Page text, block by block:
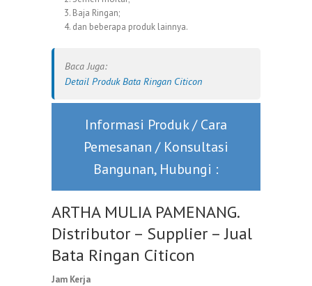
Baja Ringan;
dan beberapa produk lainnya.
Baca Juga:
Detail Produk Bata Ringan Citicon
Informasi Produk / Cara
Pemesanan / Konsultasi
Bangunan, Hubungi :
ARTHA MULIA PAMENANG.
Distributor – Supplier – Jual
Bata Ringan Citicon
Jam Kerja